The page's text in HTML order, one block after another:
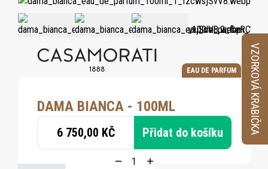
EAU DE PARFUM
DAMA BIANCA - 100ML
6 750,00 KČ Přidat do košíku VZORKOVÁ KRABIČKA